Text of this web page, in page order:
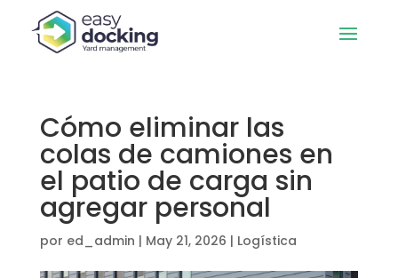
Cómo eliminar las
colas de camiones en
el patio de carga sin
agregar personal
por ed_admin | May 21, 2026 | Logística